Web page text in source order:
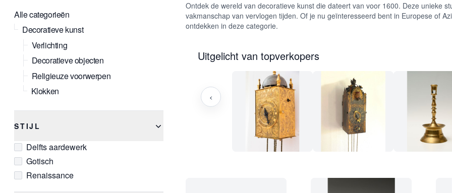
Alle categorieën
Decoratieve kunst
Verlichting
Decoratieve objecten
Religieuze voorwerpen
Klokken
STIJL
Delfts aardewerk
Gotisch
Renaissance
Ontdek de wereld van decoratieve kunst die dateert van voor 1600. Deze unieke
vakmanschap van vervlogen tijden. Of je nu geïnteresseerd bent in Europese of
ontdekken in deze categorie.
Uitgelicht van topverkopers
‹